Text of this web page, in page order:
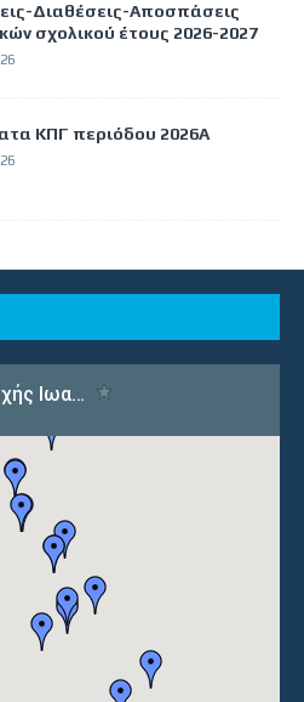
Διαθέσεις-Αποσπάσεις
σχολικού έτους 2026-2027
ΚΠΓ περιόδου 2026Α